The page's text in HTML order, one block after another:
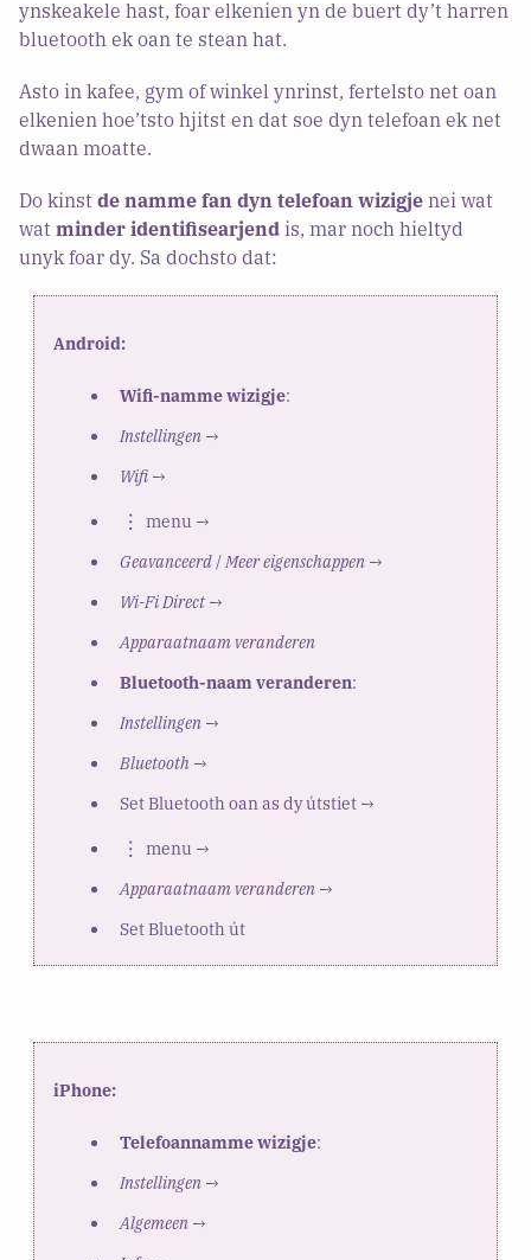
ynskeakele hast, foar elkenien yn de buert dy’t harren
bluetooth ek oan te stean hat.
Asto in kafee, gym of winkel ynrinst, fertelsto net oan
elkenien hoe’tsto hjitst en dat soe dyn telefoan ek net
dwaan moatte.
Do kinst de namme fan dyn telefoan wizigje nei wat
wat minder identifisearjend is, mar noch hieltyd
unyk foar dy. Sa dochsto dat:
Android:
Wifi-namme wizigje:
Instellingen→
Wifi→
menu →
Geavanceerd/Meer eigenschappen→
Wi-Fi Direct→
Apparaatnaam veranderen
Bluetooth-naam veranderen:
Instellingen→
Bluetooth→
Set Bluetooth oan as dy útstiet →
menu →
Apparaatnaam veranderen→
Set Bluetooth út
iPhone:
Telefoannamme wizigje:
Instellingen→
Algemeen→